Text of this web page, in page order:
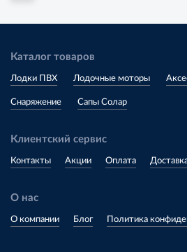
Каталог товаров
Лодки ПВХ Лодочные моторы
Снаряжение Сапы Солар
Клиентский сервис
Контакты Акции Оплата
О нас
О компании Блог Политика